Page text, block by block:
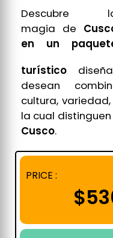
Descubre
magia de
en un
turístico
desean
cultura,
la cual
Cusco.
PRICE :